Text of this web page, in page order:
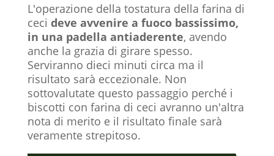
L'operazione della tostatura della farina di
ceci deve avvenire a fuoco bassissimo,
in una padella antiaderente, avendo
anche la grazia di girare spesso.
Serviranno dieci minuti circa ma il
risultato sarà eccezionale. Non
sottovalutate questo passaggio perché i
biscotti con farina di ceci avranno un'altra
nota di merito e il risultato finale sarà
veramente strepitoso.